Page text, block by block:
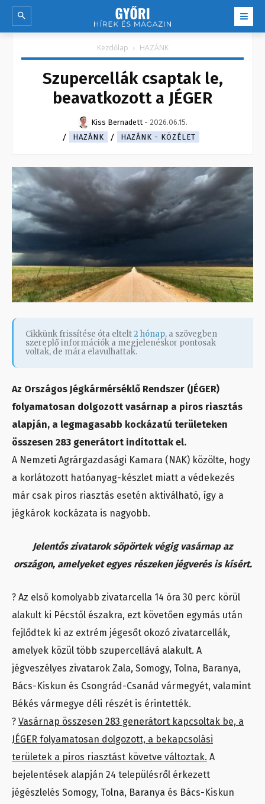
Kezdőlap HAZÁNK
Szupercellák csaptak le,
beavatkozott a JÉGER
Kiss Bernadett - 2026.06.15.
HAZÁNK
HAZÁNK - KÖZÉLET
Cikkünk frissítése óta eltelt2 hónap, a szövegben
szereplő információk a megjelenéskor pontosak
voltak, de mára elavulhattak.
Az Országos Jégkármérséklő Rendszer (JÉGER)
folyamatosan dolgozott vasárnap a piros riasztás
alapján, a legmagasabb kockázatú területeken
összesen 283 generátort indítottak el.
A Nemzeti Agrárgazdasági Kamara (NAK) közölte, hogy
a korlátozott hatóanyag-készlet miatt a védekezés
már csak piros riasztás esetén aktiválható, így a
jégkárok kockázata is nagyobb.
Jelentős zivatarok söpörtek végig vasárnap az
országon, amelyeket egyes részeken jégverés is kísért.
? Az első komolyabb zivatarcella 14 óra 30 perc körül
alakult ki Pécstől északra, ezt követően egymás után
fejlődtek ki az extrém jégesőt okozó zivatarcellák,
amelyek közül több szupercellává alakult. A
jégveszélyes zivatarok Zala, Somogy, Tolna, Baranya,
Bács-Kiskun és Csongrád-Csanád vármegyét, valamint
Békés vármegye déli részét is érintették.
? Vasárnap összesen 283 generátort kapcsoltak be, a
JÉGER folyamatosan dolgozott, a bekapcsolási
területek a piros riasztást követve változtak. A
bejelentések alapján 24 településről érkezett
jégészlelés Somogy, Tolna, Baranya és Bács-Kiskun